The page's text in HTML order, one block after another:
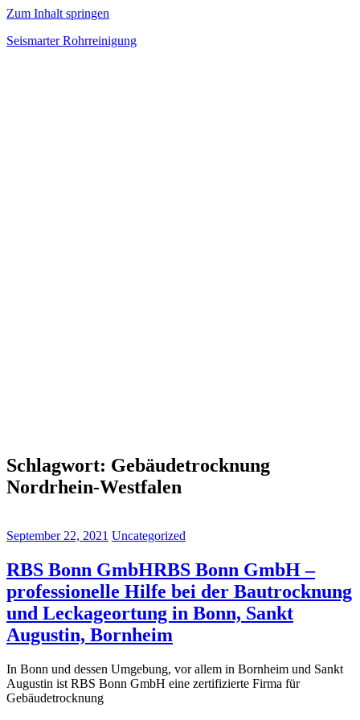
Zum Inhalt springen
Seismarter Rohrreinigung
Schlagwort: Gebäudetrocknung
Nordrhein-Westfalen
September 22, 2021 Uncategorized
RBS Bonn GmbHRBS Bonn GmbH –
professionelle Hilfe bei der Bautrocknung
und Leckageortung in Bonn, Sankt
Augustin, Bornheim
In Bonn und dessen Umgebung, vor allem in Bornheim und Sankt
Augustin ist RBS Bonn GmbH eine zertifizierte Firma für
Gebäudetrocknung